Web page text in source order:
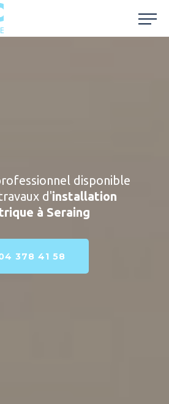
disponible
d'installation
à Seraing
378 41 58